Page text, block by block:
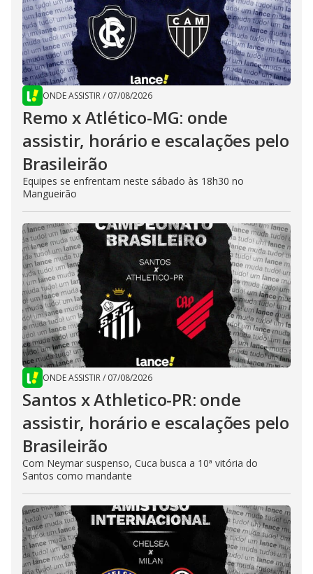
ONDE ASSISTIR/ 07/08/2026
Remo x Atlético-MG: onde
assistir, horário e escalações pelo
Brasileirão
Equipes se enfrentam neste sábado às 18h30 no
Mangueirão
ONDE ASSISTIR/ 07/08/2026
Santos x Athletico-PR: onde
assistir, horário e escalações pelo
Brasileirão
Com Neymar suspenso, Cuca busca a 10ª vitória do
Santos como mandante